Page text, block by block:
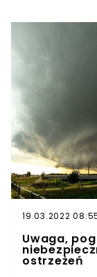
19.03.2022
Uwaga,
ostrzeżeń